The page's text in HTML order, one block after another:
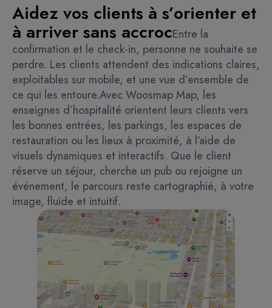
Aidez vos clients à s’orienter et
à arriver sans accrocEntre la
confirmation et le check-in, personne ne souhaite se
perdre. Les clients attendent des indications claires,
exploitables sur mobile, et une vue d’ensemble de
ce qui les entoure.Avec Woosmap Map, les
enseignes d’hospitalité orientent leurs clients vers
les bonnes entrées, les parkings, les espaces de
restauration ou les lieux à proximité, à l’aide de
visuels dynamiques et interactifs. Que le client
réserve un séjour, cherche un pub ou rejoigne un
événement, le parcours reste cartographié, à votre
image, fluide et intuitif.